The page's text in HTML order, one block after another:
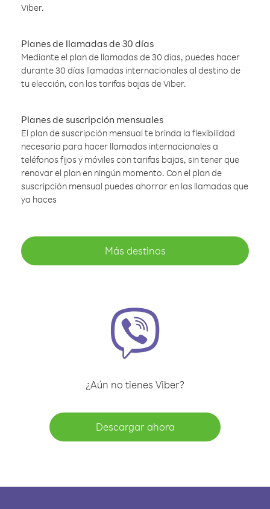
Viber.
Planes de llamadas de 30 días
Mediante el plan de llamadas de 30 días, puedes hacer
durante 30 días llamadas internacionales al destino de
tu elección, con las tarifas bajas de Viber.
Planes de suscripción mensuales
El plan de suscripción mensual te brinda la flexibilidad
necesaria para hacer llamadas internacionales a
teléfonos fijos y móviles con tarifas bajas, sin tener que
renovar el plan en ningún momento. Con el plan de
suscripción mensual puedes ahorrar en las llamadas que
ya haces
Más destinos
¿Aún no tienes Viber?
Descargar ahora